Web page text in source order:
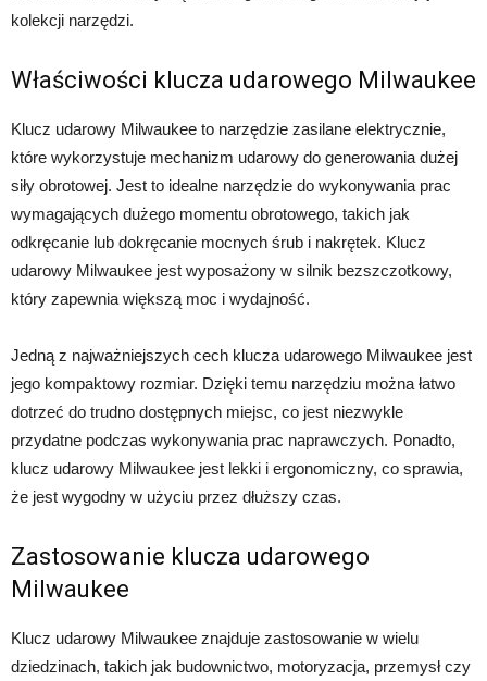
kolekcji narzędzi.
Właściwości klucza udarowego Milwaukee
Klucz udarowy Milwaukee to narzędzie zasilane elektrycznie,
które wykorzystuje mechanizm udarowy do generowania dużej
siły obrotowej. Jest to idealne narzędzie do wykonywania prac
wymagających dużego momentu obrotowego, takich jak
odkręcanie lub dokręcanie mocnych śrub i nakrętek. Klucz
udarowy Milwaukee jest wyposażony w silnik bezszczotkowy,
który zapewnia większą moc i wydajność.
Jedną z najważniejszych cech klucza udarowego Milwaukee jest
jego kompaktowy rozmiar. Dzięki temu narzędziu można łatwo
dotrzeć do trudno dostępnych miejsc, co jest niezwykle
przydatne podczas wykonywania prac naprawczych. Ponadto,
klucz udarowy Milwaukee jest lekki i ergonomiczny, co sprawia,
że jest wygodny w użyciu przez dłuższy czas.
Zastosowanie klucza udarowego
Milwaukee
Klucz udarowy Milwaukee znajduje zastosowanie w wielu
dziedzinach, takich jak budownictwo, motoryzacja, przemysł czy